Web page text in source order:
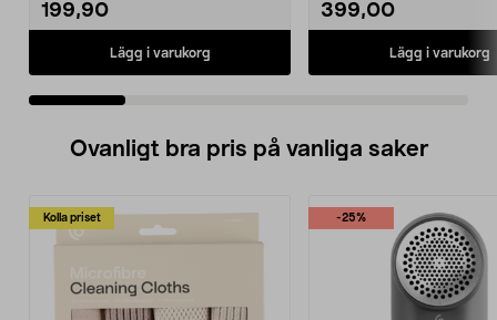
199,90
Lägg i varukorg
399,00
Lägg i varukorg
Ovanligt bra pris på vanliga saker
Kolla priset -25%